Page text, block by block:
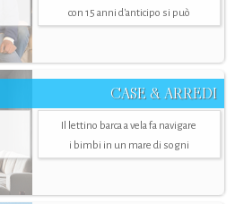
con 15 anni d'anticipo si può
CASE & ARREDI
Il lettino barca a vela fa navigare
i bimbi in un mare di sogni